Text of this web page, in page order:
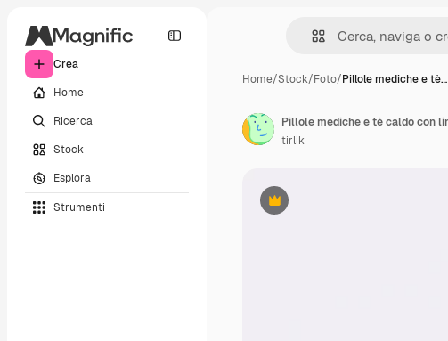
Crea
Home
Ricerca
Stock
Esplora
Strumenti
Home/Stock/Foto/Pillole mediche e tè…
Premium
tirlik